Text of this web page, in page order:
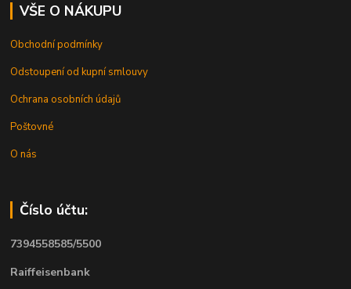
VŠE O NÁKUPU
Obchodní podmínky
Odstoupení od kupní smlouvy
Ochrana osobních údajů
Poštovné
O nás
Číslo účtu:
7394558585/5500
Raiffeisenbank